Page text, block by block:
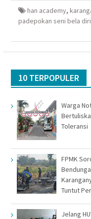
baru) baru) yang
baru)
han academy,
padepokan seni bela
10 TERPOPULER
Warga
Toleransi
FPMK
Tuntut
Jelang